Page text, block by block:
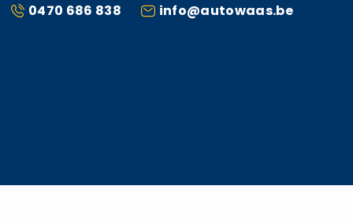
0470 686 838
info@autowaas.be